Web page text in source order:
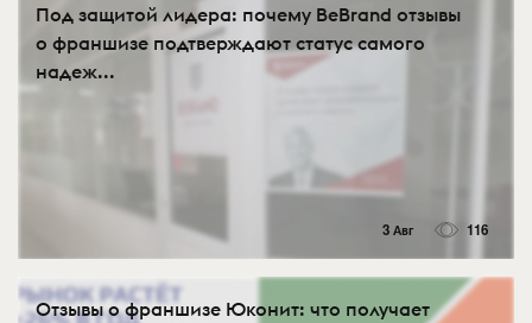
Под защитой лидера: почему BeBrand отзывы
о франшизе подтверждают статус самого
надеж...
3 Авг 116
Отзывы о франшизе Юконит: что получает